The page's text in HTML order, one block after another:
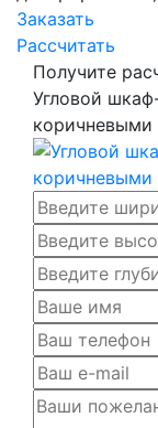
Заказать
Рассчитать
Получите
Угловой
коричневыми